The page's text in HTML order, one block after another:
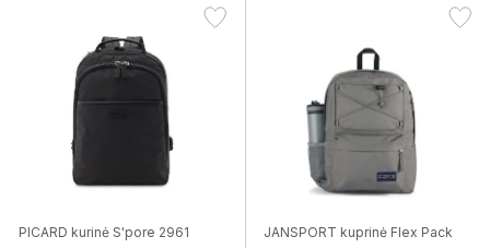
PICARD kurinė S'pore 2961 JANSPORT kuprinė Flex Pack